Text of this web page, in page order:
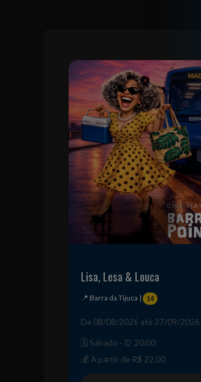
Lisa, Lesa & Louca
📍 Barra da Tijuca | 14
De 08/08/2026 até 27/09/2026
🗓️ Sábado · ⏰ 20:00
💰 A partir de R$ 22,00